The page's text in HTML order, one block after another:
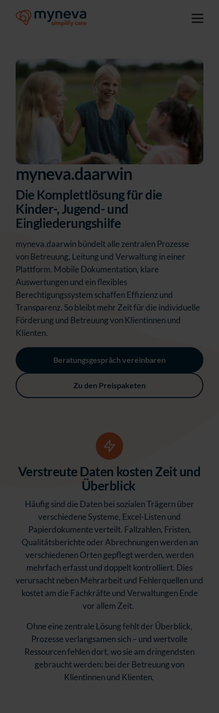
myneva.daarwin
Die Komplettlösung für die
Kinder-, Jugend- und
Eingliederungshilfe
myneva.daarwin bündelt alle zentralen Prozesse
von Betreuung, Leitung und Verwaltung in einer
Plattform. Mobile Dokumentation, klare
Auswertungen und ein flexibles
Berechtigungssystem schaffen Effizienz und
Transparenz. So bleibt mehr Zeit für die individuelle
Förderung und Betreuung von Klientinnen und
Klienten.
Beratungsgespräch vereinbaren
Zu den Preispaketen
Verstreute Daten kosten Zeit und
Überblick
Häufig sind die Daten bei sozialen Trägern über
verschiedene Systeme, Excel-Listen und
Papierdokumente verteilt. Fallzahlen, Fristen,
Qualitätsberichte oder Abrechnungen werden an
verschiedenen Orten gepflegt werden, werden
mehrfach erfasst und doppelt kontrolliert. Dies
verursacht neben Mehrarbeit und Fehlerquellen und
kostet am die Fachkräfte und Verwaltungen Ende
vor allem Zeit.
Ohne eine zentrale Lösung fehlt der Überblick,
Prozesse verlangsamen sich – und wertvolle
Ressourcen fehlen dort, wo sie am dringendsten
gebraucht werden: bei der Betreuung von
Klientinnen und Klienten.